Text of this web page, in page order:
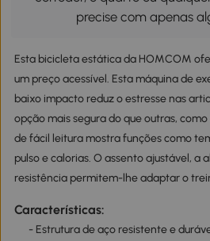
precise com apenas
Esta bicicleta estática da HOMCOM
um preço acessível. Esta máquina de
baixo impacto reduz o estresse nas
opção mais segura do que outras,
de fácil leitura mostra funções como
pulso e calorias. O assento ajustável, a
resistência permitem-lhe adaptar o
Características:
- Estrutura de aço resistente e